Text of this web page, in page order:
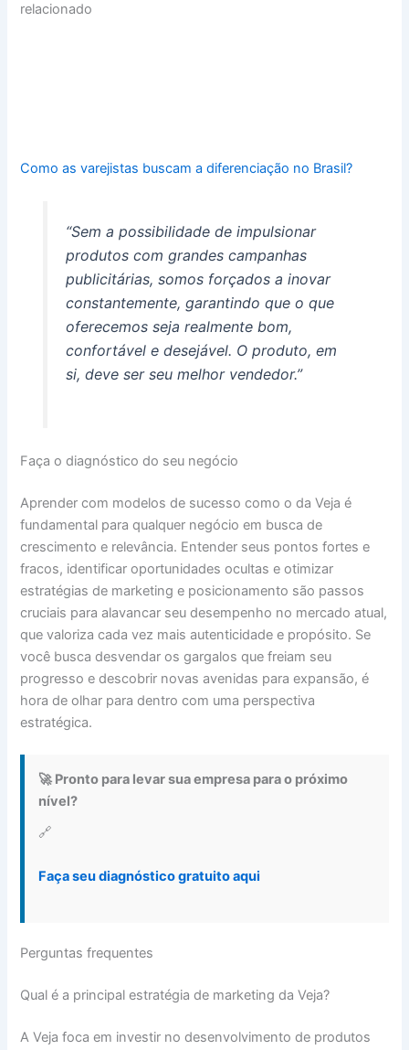
relacionado
Como as varejistas buscam a diferenciação no Brasil?
“Sem a possibilidade de impulsionar
produtos com grandes campanhas
publicitárias, somos forçados a inovar
constantemente, garantindo que o que
oferecemos seja realmente bom,
confortável e desejável. O produto, em
si, deve ser seu melhor vendedor.”
Faça o diagnóstico do seu negócio
Aprender com modelos de sucesso como o da Veja é
fundamental para qualquer negócio em busca de
crescimento e relevância. Entender seus pontos fortes e
fracos, identificar oportunidades ocultas e otimizar
estratégias de marketing e posicionamento são passos
cruciais para alavancar seu desempenho no mercado atual,
que valoriza cada vez mais autenticidade e propósito. Se
você busca desvendar os gargalos que freiam seu
progresso e descobrir novas avenidas para expansão, é
hora de olhar para dentro com uma perspectiva
estratégica.
🚀 Pronto para levar sua empresa para o próximo
nível?
🔗
Faça seu diagnóstico gratuito aqui
Perguntas frequentes
Qual é a principal estratégia de marketing da Veja?
A Veja foca em investir no desenvolvimento de produtos